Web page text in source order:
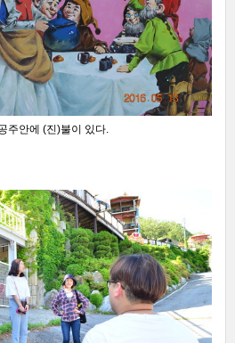
주안에 (진)불이 있다.